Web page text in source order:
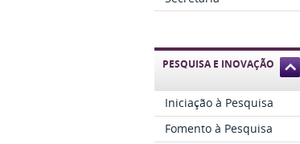
PESQUISA E INOVAÇÃO
Iniciação à Pesquisa
Fomento à Pesquisa